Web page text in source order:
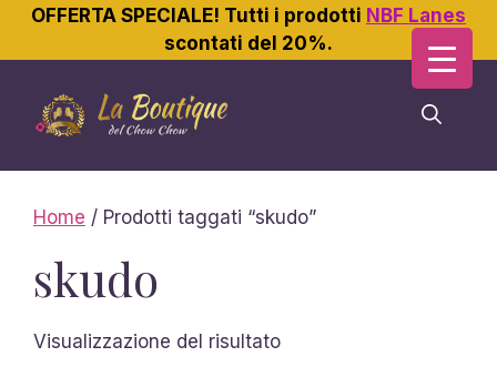
OFFERTA SPECIALE! Tutti i prodotti NBF Lanes
scontati del 20%.
contenuto
Home / Prodotti taggati “skudo”
skudo
Visualizzazione del risultato